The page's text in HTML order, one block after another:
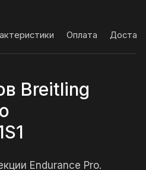
Оплата
Breitling
Endurance Pro.